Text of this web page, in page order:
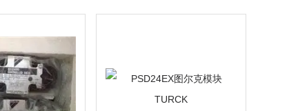
列
阀平衡阀现货供应